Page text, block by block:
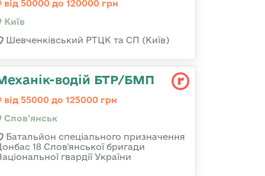
від 50000 до 120000 грн
Київ
Шевченківський РТЦК та СП (Київ)
водій БТР/БМП
від 55000 до 125000 грн
Слов'янськ
Батальйон спеціального призначення
18 Слов'янської бригади
гвардії України